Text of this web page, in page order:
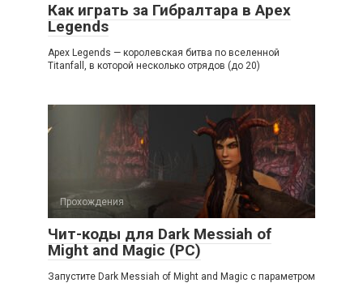
Как играть за Гибралтара в Apex
Legends
Apex Legends — королевская битва по вселенной
Titanfall, в которой несколько отрядов (до 20)
Прохождения
Чит-коды для Dark Messiah of
Might and Magic (PC)
Запустите Dark Messiah of Might and Magic с параметром